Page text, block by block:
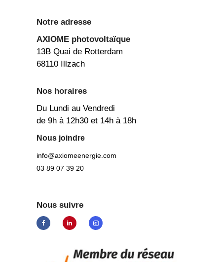
Notre adresse
AXIOME photovoltaïque
13B Quai de Rotterdam
68110 Illzach
Nos horaires
Du Lundi au Vendredi
de 9h à 12h30 et 14h à 18h
Nous joindre
info@axiomeenergie.com
03 89 07 39 20
Nous suivre